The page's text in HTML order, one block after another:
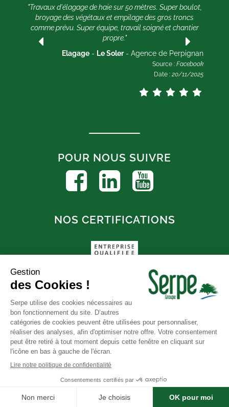
"Travaux d'élagage de haie sur 50 mètres. Super boulot,
broyage des végétaux et empilage des gros troncs
comme prévu. Super équipe, travail soigné et chantier
propre."
Elagage - Le Soler- Agence de Perpignan
Source : Facebook
Date : 20/11/2025
POUR NOUS SUIVRE
NOS CERTIFICATIONS
FAQ
Mentions légales|CGV|Politique de confidentialité
Réalisation Azuracom